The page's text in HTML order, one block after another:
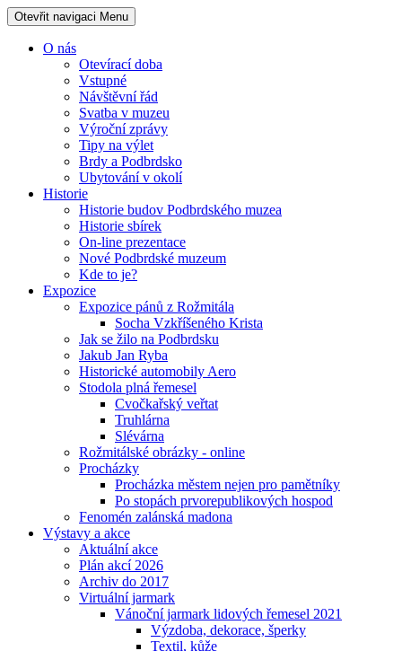
Otevřit navigaci Menu
O nás
Otevírací doba
Vstupné
Návštěvní řád
Svatba v muzeu
Výroční zprávy
Tipy na výlet
Brdy a Podbrdsko
Ubytování v okolí
Historie
Historie budov Podbrdského muzea
Historie sbírek
On-line prezentace
Nové Podbrdské muzeum
Kde to je?
Expozice
Expozice pánů z Rožmitála
Socha Vzkříšeného Krista
Jak se žilo na Podbrdsku
Jakub Jan Ryba
Historické automobily Aero
Stodola plná řemesel
Cvočkařský veřtat
Truhlárna
Slévárna
Rožmitálské obrázky - online
Procházky
Procházka městem nejen pro pamětníky
Po stopách prvorepublikových hospod
Fenomén zalánská madona
Výstavy a akce
Aktuální akce
Plán akcí 2026
Archiv do 2017
Virtuální jarmark
Vánoční jarmark lidových řemesel 2021
Výzdoba, dekorace, šperky
Textil, kůže